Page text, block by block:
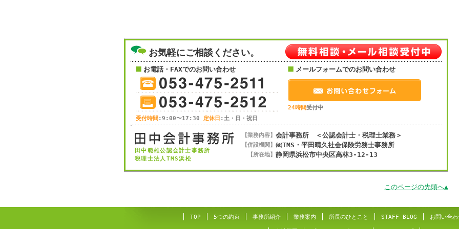
お気軽にご相談ください。
お電話・FAXでのお問い合わせ
受付時間 :9:00〜17:30 定休日 :土・日・祝日
メールフォームでのお問い合わせ
24時間受付中
田中範雄公認会計士事務所
税理士法人TMS浜松
【業務内容】会計事務所 ＜公認会計士・税理士業務＞
【併設機関】㈱TMS・平田晴久社会保険労務士事務所
【所在地】静岡県浜松市中央区高林3-12-13
このページの先頭へ▲
TOP 5つの約束 事務所紹介 業務案内 所長のひとこと STAFF BLOG お問い合わ